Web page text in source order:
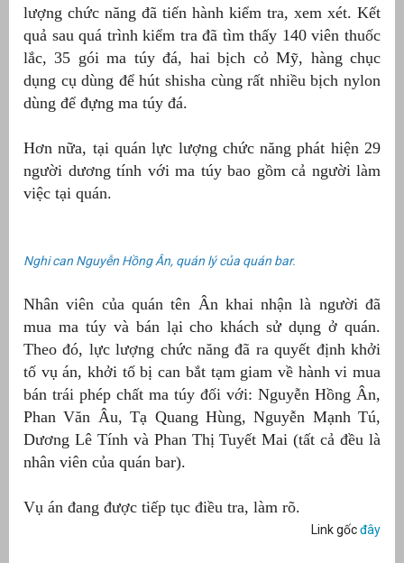
lượng chức năng đã tiến hành kiểm tra, xem xét. Kết
quả sau quá trình kiểm tra đã tìm thấy 140 viên thuốc
lắc, 35 gói ma túy đá, hai bịch cỏ Mỹ, hàng chục
dụng cụ dùng để hút shisha cùng rất nhiều bịch nylon
dùng để đựng ma túy đá.
Hơn nữa, tại quán lực lượng chức năng phát hiện 29
người dương tính với ma túy bao gồm cả người làm
việc tại quán.
Nghi can Nguyễn Hồng Ân, quán lý của quán bar.
Nhân viên của quán tên Ân khai nhận là người đã
mua ma túy và bán lại cho khách sử dụng ở quán.
Theo đó, lực lượng chức năng đã ra quyết định khởi
tố vụ án, khởi tố bị can bắt tạm giam về hành vi mua
bán trái phép chất ma túy đối với: Nguyễn Hồng Ân,
Phan Văn Âu, Tạ Quang Hùng, Nguyễn Mạnh Tú,
Dương Lê Tính và Phan Thị Tuyết Mai (tất cả đều là
nhân viên của quán bar).
Vụ án đang được tiếp tục điều tra, làm rõ.
Link gốcđây